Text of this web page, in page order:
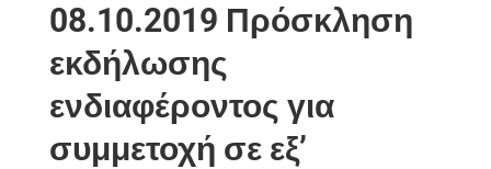
08.10.2019 Πρόσκληση
εκδήλωσης
ενδιαφέροντος για
συμμετοχή σε εξ’